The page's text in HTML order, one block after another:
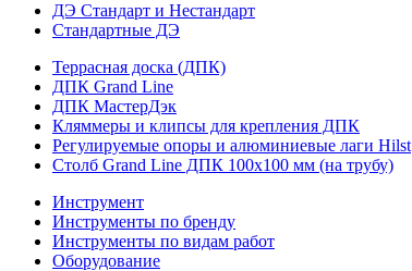
ДЭ Стандарт и Нестандарт
Стандартные ДЭ
Террасная доска (ДПК)
ДПК Grand Line
ДПК МастерДэк
Кляммеры и клипсы для крепления ДПК
Регулируемые опоры и алюминиевые лаги Hilst
Столб Grand Line ДПК 100х100 мм (на трубу)
Инструмент
Инструменты по бренду
Инструменты по видам работ
Оборудование